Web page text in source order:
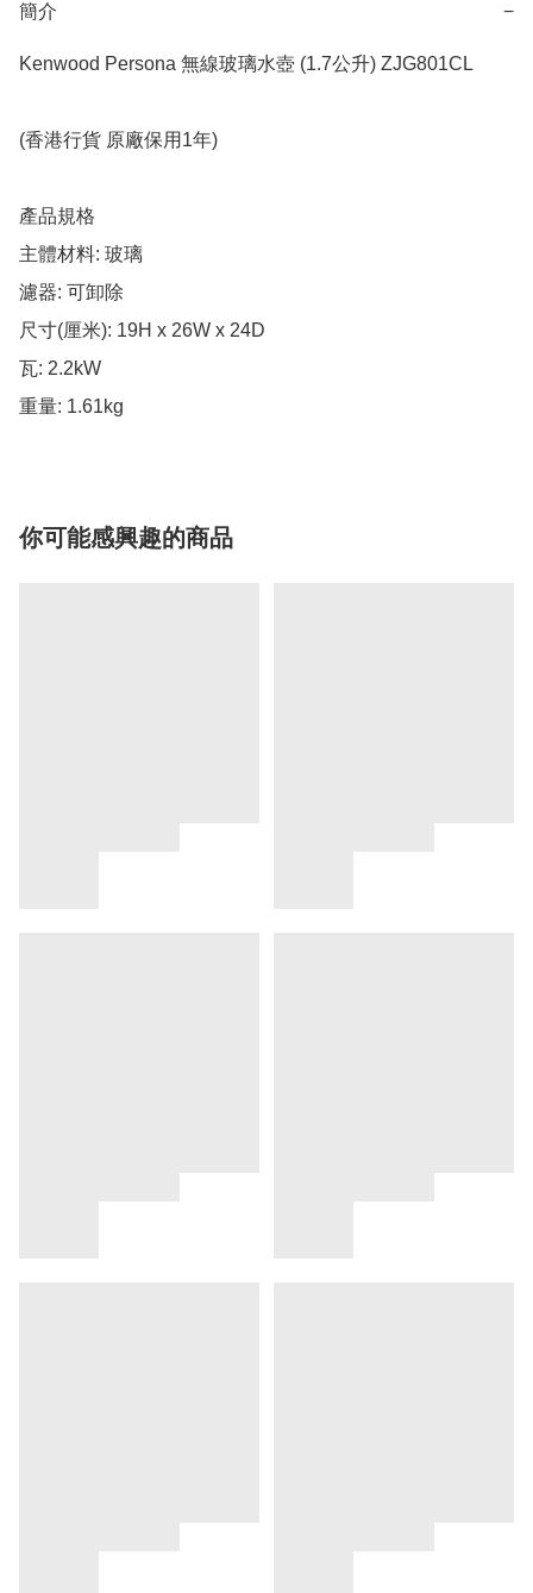
簡介 −
Kenwood Persona 無線玻璃水壺 (1.7公升) ZJG801CL
(香港行貨 原廠保用1年)
產品規格
主體材料: 玻璃
濾器: 可卸除
尺寸(厘米): 19H x 26W x 24D
瓦: 2.2kW
重量: 1.61kg
你可能感興趣的商品